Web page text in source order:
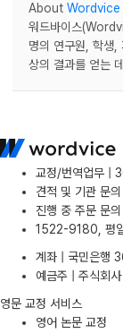
About Wordvice
워드바이스
명의 연구원, 학생,
상의 결과를 얻는
교정/번역업무 |
견적 및 기관 문의
진행 중 주문 문의
1522-9180, 평
계좌 | 국민은행
예금주 | 주식회
영문 교정 서비스
영어 논문 교정